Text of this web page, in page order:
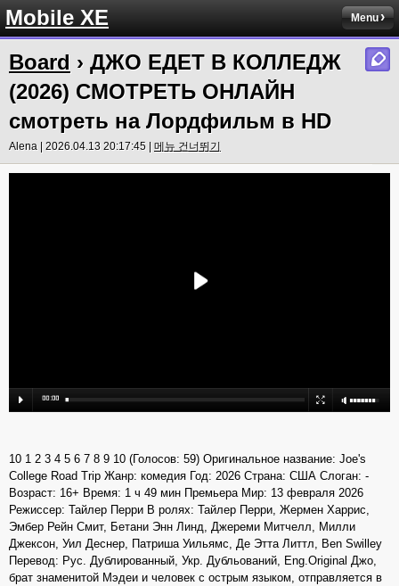
Mobile XE Menu
Board › ДЖО ЕДЕТ В КОЛЛЕДЖ
(2026) СМОТРЕТЬ ОНЛАЙН
смотреть на Лордфильм в HD
Alena | 2026.04.13 20:17:45 | 메뉴 건너뛰기
10 1 2 3 4 5 6 7 8 9 10 (Голосов: 59) Оригинальное название: Joe's
College Road Trip Жанр: комедия Год: 2026 Страна: США Слоган: -
Возраст: 16+ Время: 1 ч 49 мин Премьера Мир: 13 февраля 2026
Режиссер: Тайлер Перри В ролях: Тайлер Перри, Жермен Харрис,
Эмбер Рейн Смит, Бетани Энн Линд, Джереми Митчелл, Милли
Джексон, Уил Деснер, Патриша Уильямс, Де Этта Литтл, Ben Swilley
Перевод: Рус. Дублированный, Укр. Дубльований, Eng.Original Джо,
брат знаменитой Мэдеи и человек с острым языком, отправляется в